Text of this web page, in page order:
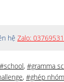
hệ Zalo:
#school, #gramma
, #ghép